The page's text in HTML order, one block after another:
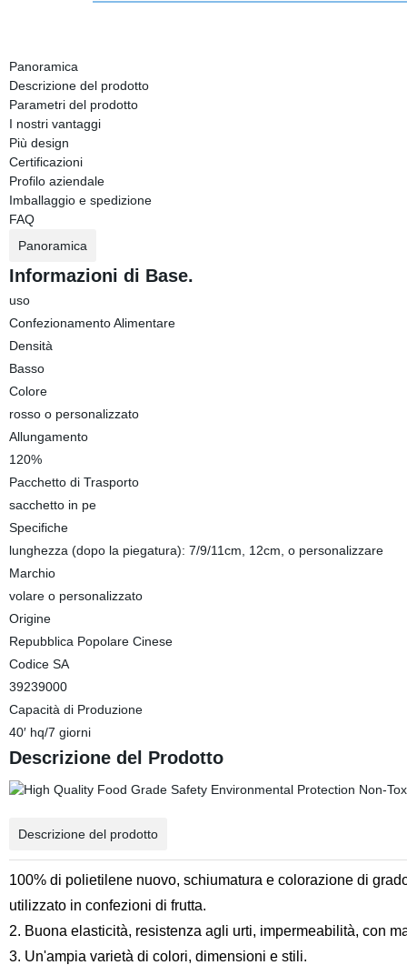
Panoramica
Descrizione del prodotto
Parametri del prodotto
I nostri vantaggi
Più design
Certificazioni
Profilo aziendale
Imballaggio e spedizione
FAQ
Panoramica
Informazioni di Base.
uso
Confezionamento Alimentare
Densità
Basso
Colore
rosso o personalizzato
Allungamento
120%
Pacchetto di Trasporto
sacchetto in pe
Specifiche
lunghezza (dopo la piegatura): 7/9/11cm, 12cm, o personalizzare
Marchio
volare o personalizzato
Origine
Repubblica Popolare Cinese
Codice SA
39239000
Capacità di Produzione
40′ hq/7 giorni
Descrizione del Prodotto
Descrizione del prodotto
100% di polietilene nuovo, schiumatura e colorazione di
utilizzato in confezioni di frutta.
2. Buona elasticità, resistenza agli urti, impermeabilità, con
3. Un'ampia varietà di colori, dimensioni e stili.